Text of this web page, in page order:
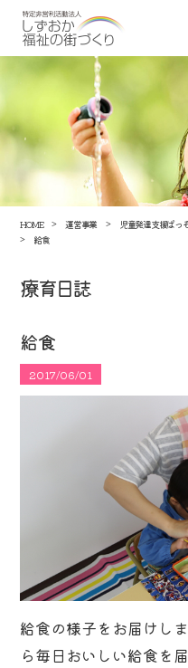
HOME 運営事業 児童発達支援ぱっ
給食
療育日誌
給食
2017/06/01
給食の様子をお届けし
ら毎日おいしい給食を